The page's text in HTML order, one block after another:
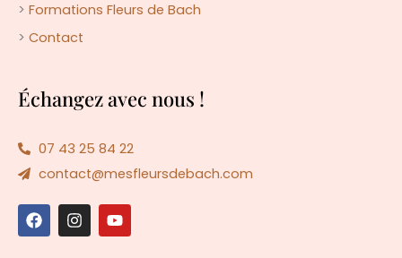
> Formations Fleurs de Bach
> Contact
Échangez avec nous !
07 43 25 84 22
contact@mesfleursdebach.com
F
a
c
I
n
s
Y
o
u